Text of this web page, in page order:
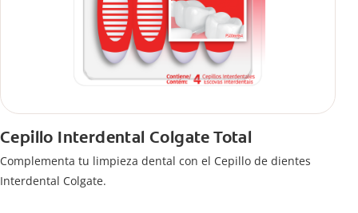
Cepillo Interdental Colgate Total
Complementa tu limpieza dental con el Cepillo de dientes
Interdental Colgate.